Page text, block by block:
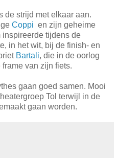
de strijd met elkaar aan.
Coppi en zijn geheime
inspireerde tijdens de
in het wit, bij de finish- en
Bartali, die in de oorlog
van zijn fiets.
gaan goed samen. Mooi
Tol terwijl in de
gaan worden.